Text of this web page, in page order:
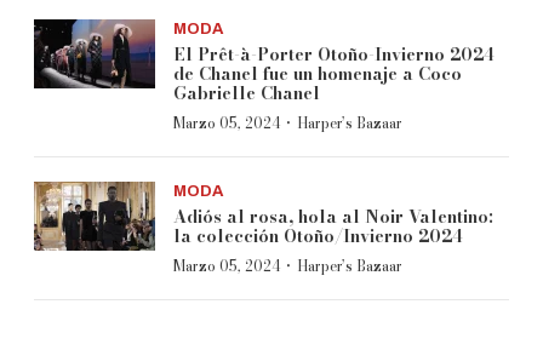
MODA
El Prêt-à-Porter Otoño-Invierno 2024
de Chanel fue un homenaje a Coco
Gabrielle Chanel
Marzo 05, 2024 · Harper’s Bazaar
MODA
Adiós al rosa, hola al Noir Valentino:
la colección Otoño/Invierno 2024
Marzo 05, 2024 · Harper’s Bazaar